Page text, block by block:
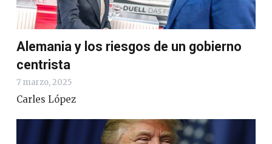
Alemania y los riesgos de un gobierno
centrista
7 marzo, 2025
Carles López